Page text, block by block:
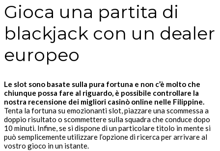
Gioca una partita di
blackjack con un dealer
europeo
Le slot sono basate sulla pura fortuna e non c’è molto che
chiunque possa fare al riguardo, è possibile controllare la
nostra recensione dei migliori casinò online nelle Filippine.
Tenta la fortuna su emozionanti slot, piazzare una scommessa a
doppio risultato o scommettere sulla squadra che conduce dopo
10 minuti. Infine, se si dispone di un particolare titolo in mente si
può semplicemente utilizzare l’opzione di ricerca per arrivare al
vostro gioco in un istante.